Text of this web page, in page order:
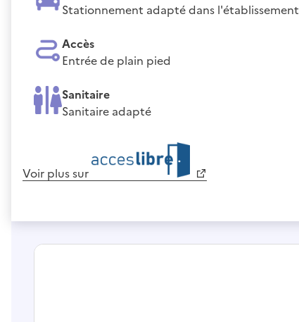
Stationnement adapté dans l'établissement
Accès
Entrée de plain pied
Sanitaire
Sanitaire adapté
Voir plus sur